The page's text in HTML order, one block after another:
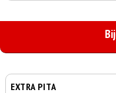
EXTRA PITA